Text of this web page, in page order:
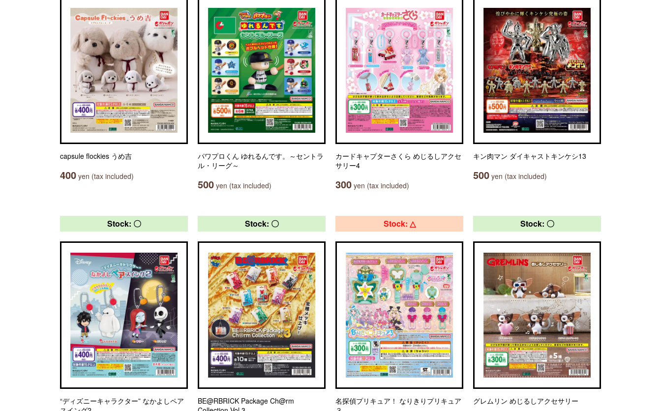
capsule flockies うめ吉
400 yen (tax included)
パワプロくん ゆれるんです。～セントラ
ル・リーグ～
500 yen (tax included)
カードキャプターさくら めじるしアクセ
サリー4
300 yen (tax included)
キン肉マン ダイキャストキンケシ13
500 yen (tax included)
Stock: 〇
“ディズニーキャラクター” なかよしペア
Stock: 〇
BE@RBRICK Package Ch@rm
Stock: △
名探偵プリキュア！ なりきりプリキュア
Stock: 〇
グレムリン めじるしアクセサリー